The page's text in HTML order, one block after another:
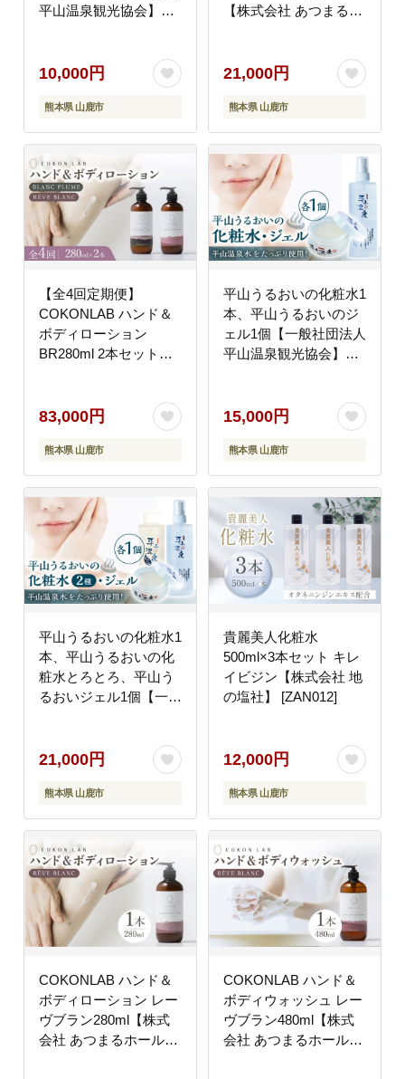
平山温泉観光協会】
10,000円
熊本県 山鹿市
【株式会社 あつまるホ
21,000円
熊本県 山鹿市
【全4回定期便】
COKONLAB ハンド＆
ボディローション
BR280ml 2本セット
鹿工場】 [ZBR030]
83,000円
熊本県 山鹿市
平山うるおいの化粧水1
本、平山うるおいのジ
ェル1個【一般社団法人
平山温泉観光協会】
15,000円
熊本県 山鹿市
平山うるおいの化粧水1
本、平山うるおいの化
粧水とろとろ、平山う
るおいジェル1個【一般
21,000円
熊本県 山鹿市
貴麗美人化粧水
500ml×3本セット キレ
イビジン【株式会社 地
の塩社】 [ZAN012]
12,000円
熊本県 山鹿市
COKONLAB ハンド＆
ボディローション レー
ヴブラン280ml【株式
会社 あつまるホールデ
COKONLAB ハンド＆
ボディウォッシュ レー
ヴブラン480ml【株式
会社 あつまるホールデ